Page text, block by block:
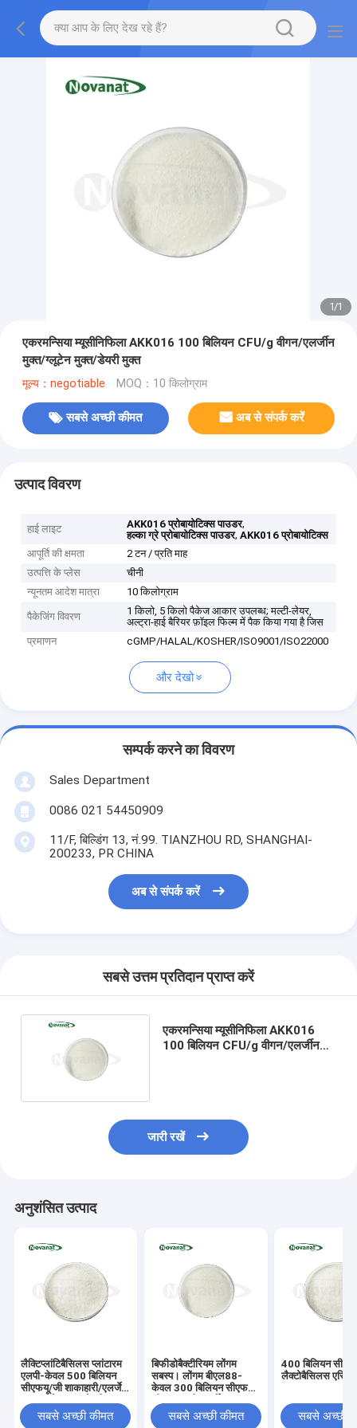
1/1
एकरमन्सिया म्यूसीनिफिला AKK016 100 बिलियन CFU/g वीगन/एलर्जीन
मुक्त/ग्लूटेन मुक्त/डेयरी मुक्त
मूल्य：negotiable MOQ：10 किलोग्राम
सबसे अच्छी कीमत अब से संपर्क करें
उत्पाद विवरण
हाई लाइट AKK016 प्रोबायोटिक्स पाउडर,
हल्का ग्रे प्रोबायोटिक्स पाउडर,AKK016 प्रोबायोटिक्स
आपूर्ति की क्षमता
2 टन / प्रति माह
उत्पत्ति के प्लेस
चीनी
न्यूनतम आदेश मात्रा
10 किलोग्राम
पैकेजिंग विवरण
1 किलो, 5 किलो पैकेज आकार उपलब्ध; मल्टी-लेयर,
अल्ट्रा-हाई बैरियर फ़ॉइल फिल्म में पैक किया गया है जिस
प्रमाणन
cGMP/HALAL/KOSHER/ISO9001/ISO22000
और देखो
सम्पर्क करने का विवरण
Sales Department
0086 021 54450909
11/F, बिल्डिंग 13, नं.99. TIANZHOU RD, SHANGHAI-
200233, PR CHINA
अब से संपर्क करें
सबसे उत्तम प्रतिदान प्राप्त करें
एकरमन्सिया म्यूसीनिफिला AKK016
100 बिलियन CFU/g वीगन/एलर्जीन
जारी रखें
अनुशंसित उत्पाद
लैक्टिप्लांटिबैसिलस प्लांटारम
एलपी-केवल 500 बिलियन
सीएफयू/जी शाकाहारी/एलर्जेन
सबसे अच्छी कीमत
बिफीडोबैक्टीरियम लोंगम
सबस्प। लोंगम बीएल88-
केवल 300 बिलियन सीएफयू/
ग्लूटेन मुक्त/डेयरी मुक्त
सबसे अच्छी कीमत
400 बिलियन
लैक्टोबैसिलस
सबसे अच्छी